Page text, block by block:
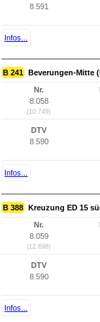
8.591
Infos...
B 241 Beverungen-Mitte
Nr.
8.058
(10.749)
DTV
8.590
Infos...
B 388 Kreuzung ED 15
Nr.
8.059
(12.698)
DTV
8.590
Infos...